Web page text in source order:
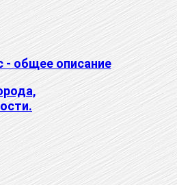
- общее описание